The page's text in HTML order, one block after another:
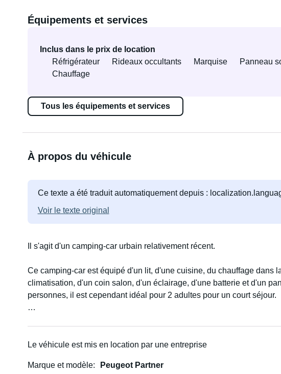
Équipements et services
Inclus dans le prix de location
Réfrigérateur
Rideaux occultants Marquise Panneau
Chauffage
Tous les équipements et services
À propos du véhicule
Ce texte a été traduit automatiquement depuis :
Voir le texte original
Il s'agit d'un camping-car urbain relativement récent.
Ce camping-car est équipé d'un lit, d'une cuisine, du chauffage dans
climatisation, d'un coin salon, d'un éclairage, d'une batterie et d'un
personnes, il est cependant idéal pour 2 adultes pour un court séjour.
Le véhicule est mis en location par une entreprise
Marque et modèle
Peugeot Partner